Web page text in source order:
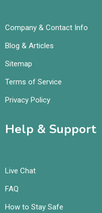
Company & Contact Info
Blog & Articles
Sitemap
Terms of Service
Privacy Policy
Help & Support
Live Chat
FAQ
How to Stay Safe